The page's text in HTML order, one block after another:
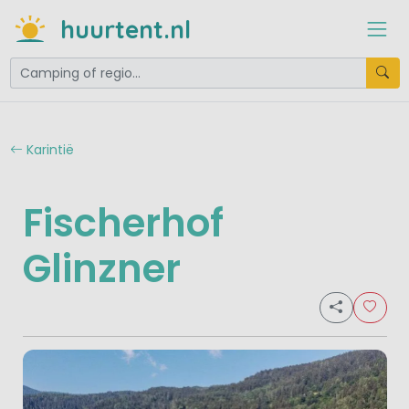
huurtent.nl
Karintië
Fischerhof
Glinzner